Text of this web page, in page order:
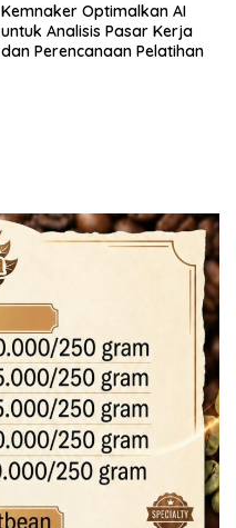
Kemnaker Optimalkan AI
untuk Analisis Pasar Kerja
dan Perencanaan Pelatihan